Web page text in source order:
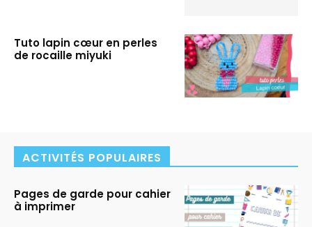
Tuto lapin cœur en perles
de rocaille miyuki
ACTIVITÉS POPULAIRES
Pages de garde pour cahier
à imprimer